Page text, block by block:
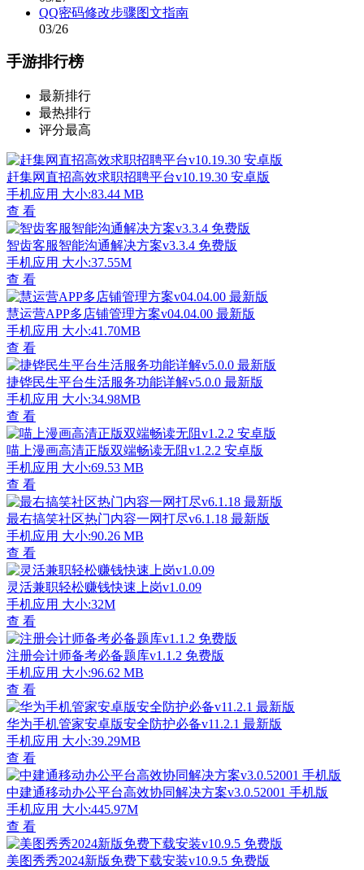
QQ密码修改步骤图文指南
03/26
手游排行榜
最新排行
最热排行
评分最高
赶集网直招高效求职招聘平台v10.19.30 安卓版
手机应用 大小:83.44 MB
查 看
智齿客服智能沟通解决方案v3.3.4 免费版
手机应用 大小:37.55M
查 看
慧运营APP多店铺管理方案v04.04.00 最新版
手机应用 大小:41.70MB
查 看
捷铧民生平台生活服务功能详解v5.0.0 最新版
手机应用 大小:34.98MB
查 看
喵上漫画高清正版双端畅读无阻v1.2.2 安卓版
手机应用 大小:69.53 MB
查 看
最右搞笑社区热门内容一网打尽v6.1.18 最新版
手机应用 大小:90.26 MB
查 看
灵活兼职轻松赚钱快速上岗v1.0.09
手机应用 大小:32M
查 看
注册会计师备考必备题库v1.1.2 免费版
手机应用 大小:96.62 MB
查 看
华为手机管家安卓版安全防护必备v11.2.1 最新版
手机应用 大小:39.29MB
查 看
中建通移动办公平台高效协同解决方案v3.0.52001 手机版
手机应用 大小:445.97M
查 看
美图秀秀2024新版免费下载安装v10.9.5 免费版